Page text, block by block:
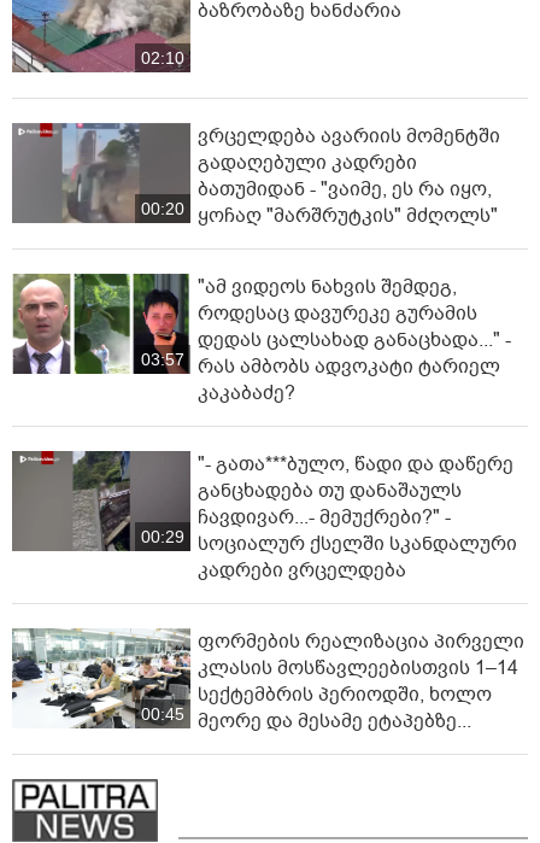
02:10
ბაზრობაზე ხანძარია
00:20
ვრცელდება ავარიის მომენტში
გადაღებული კადრები
ბათუმიდან - "ვაიმე, ეს რა იყო,
ყოჩაღ "მარშრუტკის" მძღოლს"
03:57
"ამ ვიდეოს ნახვის შემდეგ,
როდესაც დავურეკე გურამის
დედას ცალსახად განაცხადა..." -
რას ამბობს ადვოკატი ტარიელ
კაკაბაძე?
00:29
"- გათა***ბულო, წადი და დაწერე
განცხადება თუ დანაშაულს
ჩავდივარ...- მემუქრები?" -
სოციალურ ქსელში სკანდალური
კადრები ვრცელდება
00:45
ფორმების რეალიზაცია პირველი
კლასის მოსწავლეებისთვის 1–14
სექტემბრის პერიოდში, ხოლო
მეორე და მესამე ეტაპებზე...